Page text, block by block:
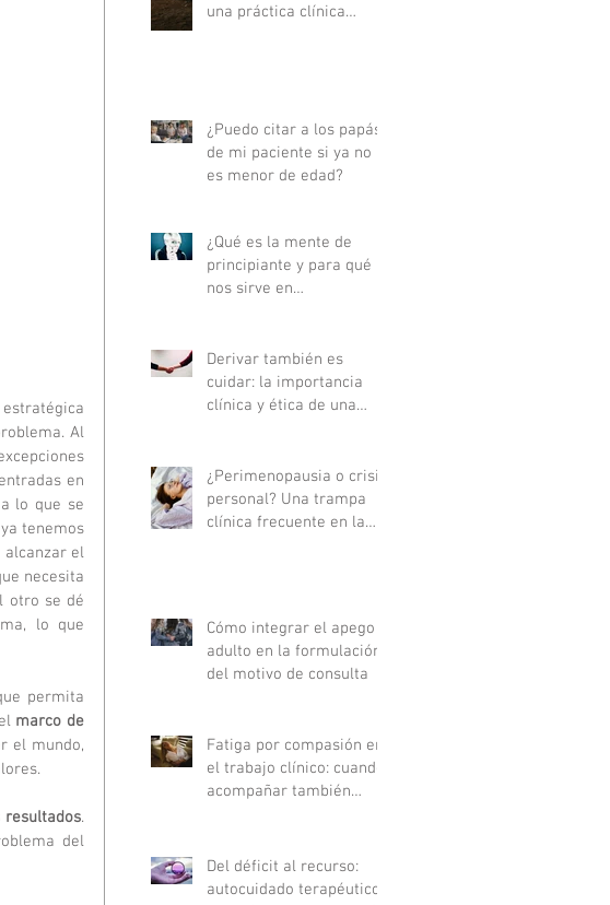
estratégica
Al
en
lo que se
tenemos
el
necesita
otro se dé
lo que
permita
marco de
el mundo,
.
del
una práctica clínica
¿Puedo citar a los papás
de mi paciente si ya no
es menor de edad?
¿Qué es la mente de
principiante y para qué
nos sirve en
Derivar también es
cuidar: la importancia
clínica y ética de una
¿Perimenopausia o crisis
personal? Una trampa
clínica frecuente en la
Cómo integrar el apego
adulto en la formulación
del motivo de consulta
Fatiga por compasión en
el trabajo clínico: cuando
acompañar también
Del déficit al recurso:
autocuidado terapéutico